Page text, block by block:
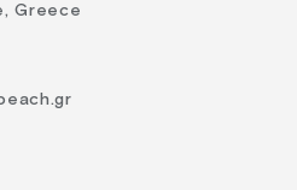
Greece